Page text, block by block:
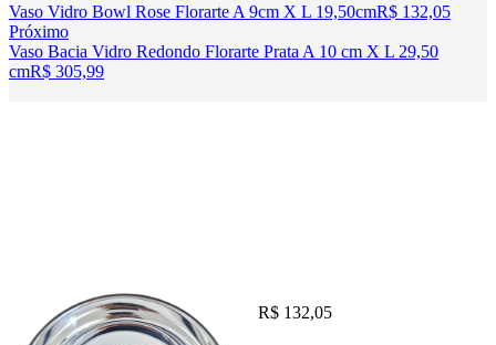
Vaso Vidro Bowl Rose Florarte A 9cm X L 19,50cmR$ 132,05
Próximo
Vaso Bacia Vidro Redondo Florarte Prata A 10 cm X L 29,50
cmR$ 305,99
R$132,05